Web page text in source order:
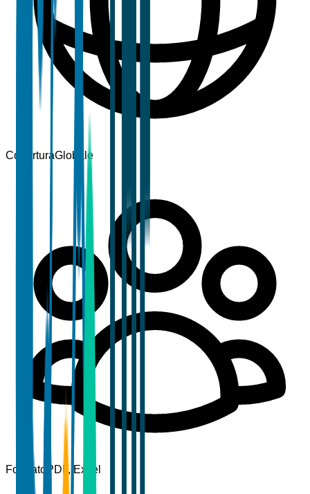
CoperturaGlobale
Formato PDF, Excel